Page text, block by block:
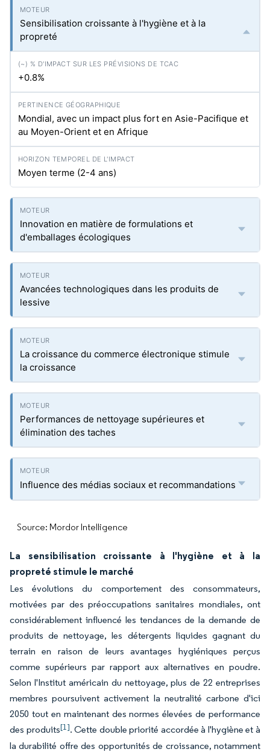
Sensibilisation croissante à l'hygiène et à la
propreté
+0.8%
Mondial, avec un impact plus fort en Asie-Pacifique et
au Moyen-Orient et en Afrique
Moyen terme (2-4 ans)
Innovation en matière de formulations et
d'emballages écologiques
Avancées technologiques dans les produits de
lessive
La croissance du commerce électronique stimule
la croissance
Performances de nettoyage supérieures et
élimination des taches
Influence des médias sociaux et recommandations
Source: Mordor Intelligence
La sensibilisation croissante à l'hygiène et à la
propreté stimule le marché
Les évolutions du comportement des consommateurs,
motivées par des préoccupations sanitaires mondiales, ont
considérablement influencé les tendances de la demande de
produits de nettoyage, les détergents liquides gagnant du
terrain en raison de leurs avantages hygiéniques perçus
comme supérieurs par rapport aux alternatives en poudre.
Selon l'Institut américain du nettoyage, plus de 22 entreprises
membres poursuivent activement la neutralité carbone d'ici
2050 tout en maintenant des normes élevées de performance
des produits[1]. Cette double priorité accordée à l'hygiène et à
la durabilité offre des opportunités de croissance, notamment